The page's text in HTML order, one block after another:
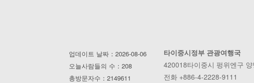
업데이트 날짜：2026-08-06
오늘사람들의 수：208
총방문자수：2149611
타이중시정부 관광여행국
420018타이중시 펑위엔구
전화 +886-4-2228-9111